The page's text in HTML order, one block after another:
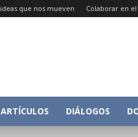
que nos mueven Colaborar en
ARTÍCULOS DIÁLOGOS